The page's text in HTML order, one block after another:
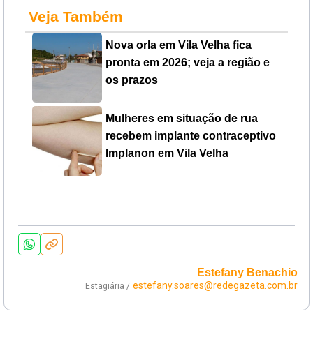
Veja Também
Nova orla em Vila Velha fica
pronta em 2026; veja a região e
os prazos
Mulheres em situação de rua
recebem implante contraceptivo
Implanon em Vila Velha
Estefany Benachio
Estagiária / estefany.soares@redegazeta.com.br